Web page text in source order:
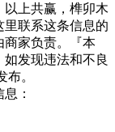
上共赢，榫卯木
联系这条信息的
商家负责。『本
发现违法和不良
。
：